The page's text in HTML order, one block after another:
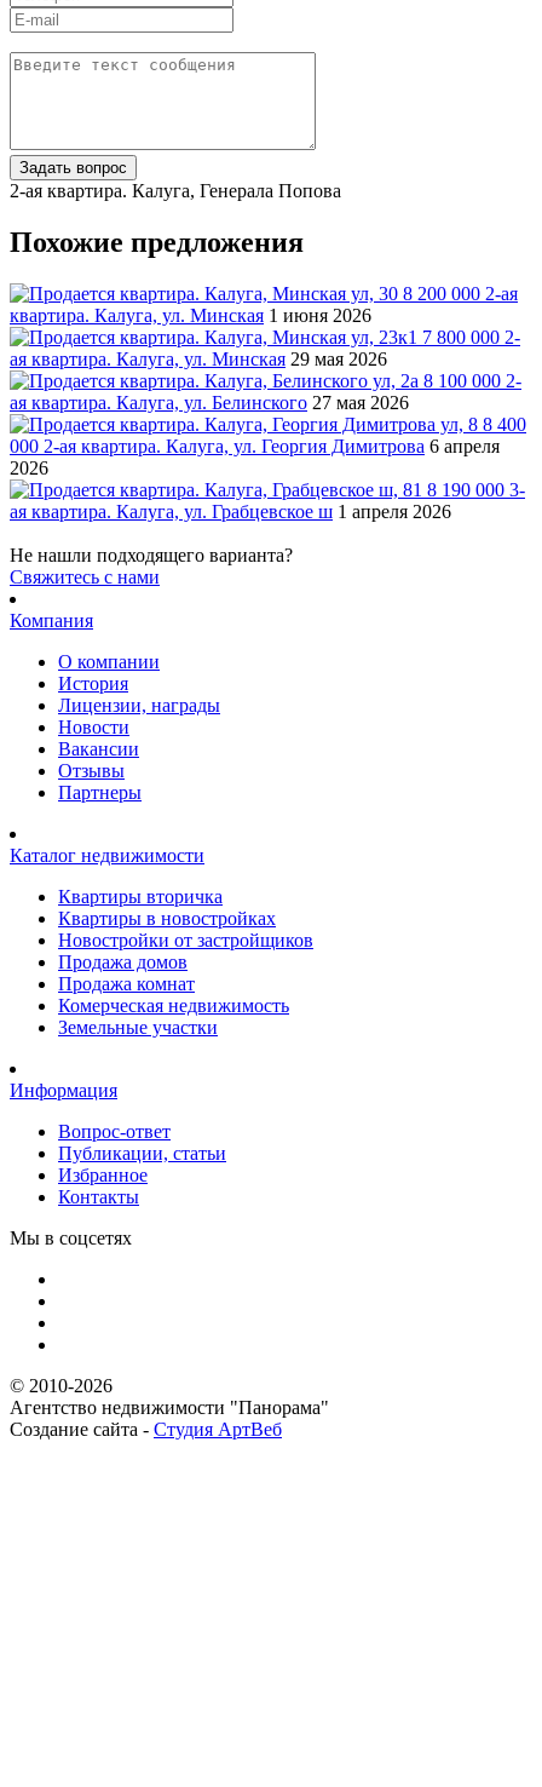
Задать вопрос
2-ая квартира. Калуга, Генерала Попова
Похожие предложения
8 200 000 2-ая
квартира. Калуга, ул. Минская 1 июня 2026
7 800 000 2-
ая квартира. Калуга, ул. Минская 29 мая 2026
8 100 000 2-
ая квартира. Калуга, ул. Белинского 27 мая 2026
8 400
000 2-ая квартира. Калуга, ул. Георгия Димитрова 6 апреля
2026
8 190 000 3-
ая квартира. Калуга, ул. Грабцевское ш 1 апреля 2026
Не нашли подходящего варианта?
Cвяжитесь с нами
Компания
О компании
История
Лицензии, награды
Новости
Вакансии
Отзывы
Партнеры
Каталог недвижимости
Квартиры вторичка
Квартиры в новостройках
Новостройки от застройщиков
Продажа домов
Продажа комнат
Комерческая недвижимость
Земельные участки
Информация
Вопрос-ответ
Публикации, статьи
Избранное
Контакты
Мы в соцсетях
© 2010-2026
Агентство недвижимости "Панорама"
Создание сайта - Студия АртВеб